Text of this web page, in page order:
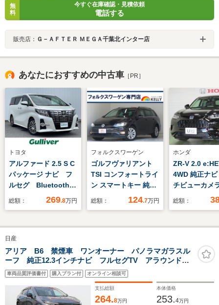
無
料
今すぐ在庫確認・見積依頼
電話する
販売店： Ｇ－ＡＦＴＥＲ ＭＥＧＡ千葉北インター店
あなたにおすすめの中古車 ［PR］
トヨタ
アルファード 2.5 S C
パッケージ ナビ フ
ルセグ Bluetooth
バックサイドカメラ
ステアリングヒータ
ー サンルーフ LED
オートライト ハーフ
レザーシート パワー
シート クルコン
総額： 269.8万円
フォルクスワーゲン
ゴルフヴァリアント
TSI コンフォートライ
ン スマートキー 純正
ナビTV プッシュスタ
LEDヘッドランプ
アルミホイール シル
バールーフレール オ
ートエアコン 革巻き
ステアリング 8スピー
カー
総額： 124.7万円
ホンダ
ZR-V 2.0
4WD 純正ナ
チビューカ
ETC フル
総額：
日産
アリア B6 禁煙車 ワンオーナー パノラマガラスル
ーフ 純正12.3インチナビ フルセグTV アラウンドビ
ューモニター プロパイロット 白ハーフレザーシー
ト 電動リアゲート シートヒーター クリアランスソ
車両品質評価書付 購入プラン付 オンライン相談可
支払総額
264.8万円
本体価格
253.4万円